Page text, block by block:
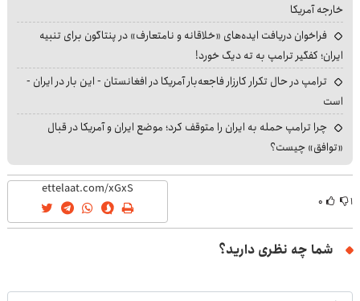
خارجه آمریکا
فراخوان دریافت ایده‌های «خلاقانه و نامتعارف» در پنتاگون برای تنبیه
ایران؛ کفگیر ترامپ به ته دیگ خورد!
ترامپ در حال تکرار کارزار فاجعه‌بار آمریکا در افغانستان - این بار در ایران -
است
چرا ترامپ حمله به ایران را متوقف کرد؛ موضع ایران و آمریکا در قبال
«توافق» چیست؟
۱ ۰
شما چه نظری دارید؟